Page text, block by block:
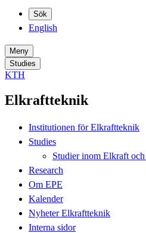
Sök
English
Meny
Studies
KTH
Elkraftteknik
Institutionen för Elkraftteknik
Studies
Studier inom Elkraft
Research
Om EPE
Kalender
Nyheter Elkraftteknik
Interna sidor